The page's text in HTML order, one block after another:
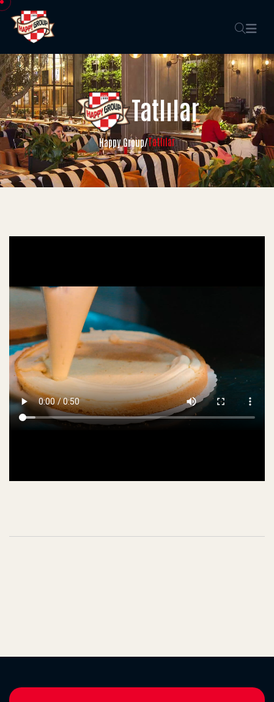
Tatlılar
Happy Group/Tatlılar